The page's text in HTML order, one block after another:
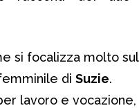
si focalizza molto sul
di Suzie.
lavoro e vocazione,